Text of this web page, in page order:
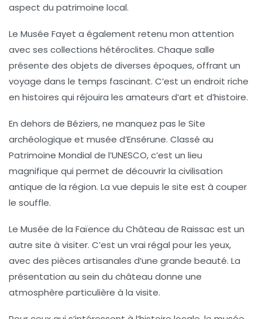
aspect du patrimoine local.
Le Musée Fayet a également retenu mon attention
avec ses collections hétéroclites. Chaque salle
présente des objets de diverses époques, offrant un
voyage dans le temps fascinant. C’est un endroit riche
en histoires qui réjouira les amateurs d’art et d’histoire.
En dehors de Béziers, ne manquez pas le Site
archéologique et musée d’Ensérune. Classé au
Patrimoine Mondial de l’UNESCO, c’est un lieu
magnifique qui permet de découvrir la civilisation
antique de la région. La vue depuis le site est à couper
le souffle.
Le Musée de la Faïence du Château de Raissacest un
autre site à visiter. C’est un vrai régal pour les yeux,
avec des pièces artisanales d’une grande beauté. La
présentation au sein du château donne une
atmosphère particulière à la visite.